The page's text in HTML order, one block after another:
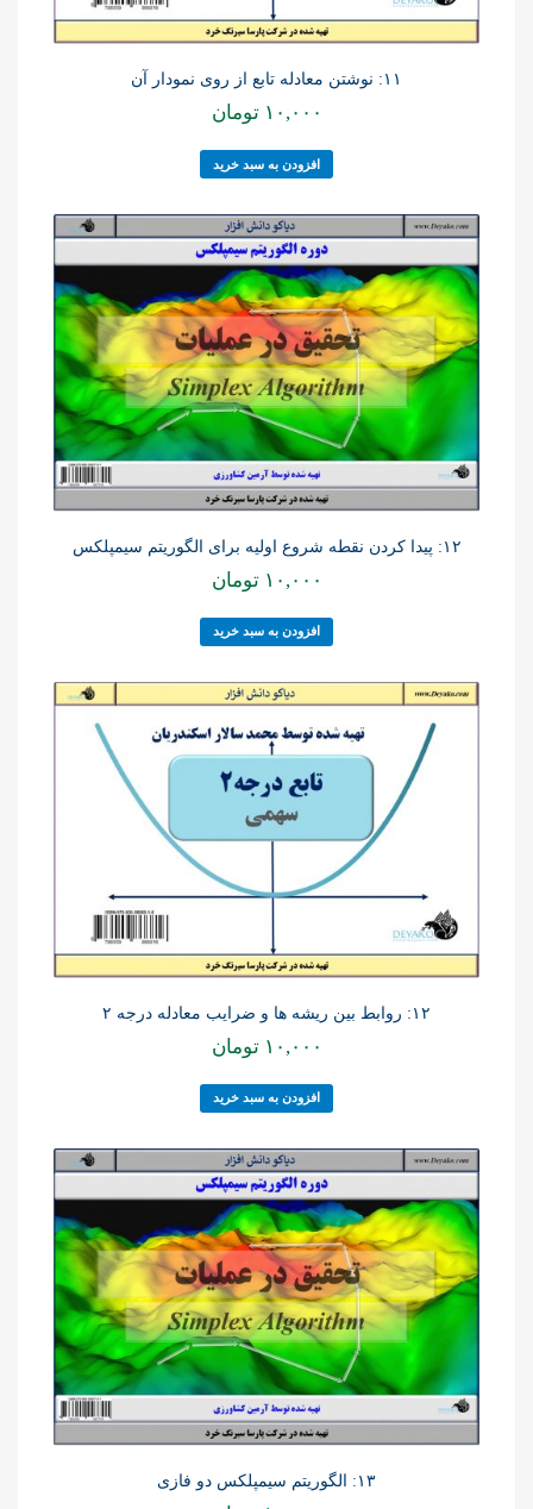
۱۱: نوشتن معادله تابع از روی نمودار آن
۱۰,۰۰۰ تومان
افزودن به سبد خرید
۱۲: پیدا کردن نقطه شروع اولیه برای الگوریتم سیمپلکس
۱۰,۰۰۰ تومان
افزودن به سبد خرید
۱۲: روابط بین ریشه ها و ضرایب معادله درجه ۲
۱۰,۰۰۰ تومان
افزودن به سبد خرید
۱۳: الگوریتم سیمپلکس دو فازی